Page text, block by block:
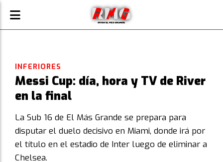
Messi Cup: día, hora y TV de River
en la final
La Sub 16 de El Más Grande se prepara para
disputar el duelo decisivo en Miami, donde irá por
el título en el estadio de Inter luego de eliminar a
Chelsea.
INFERIORES